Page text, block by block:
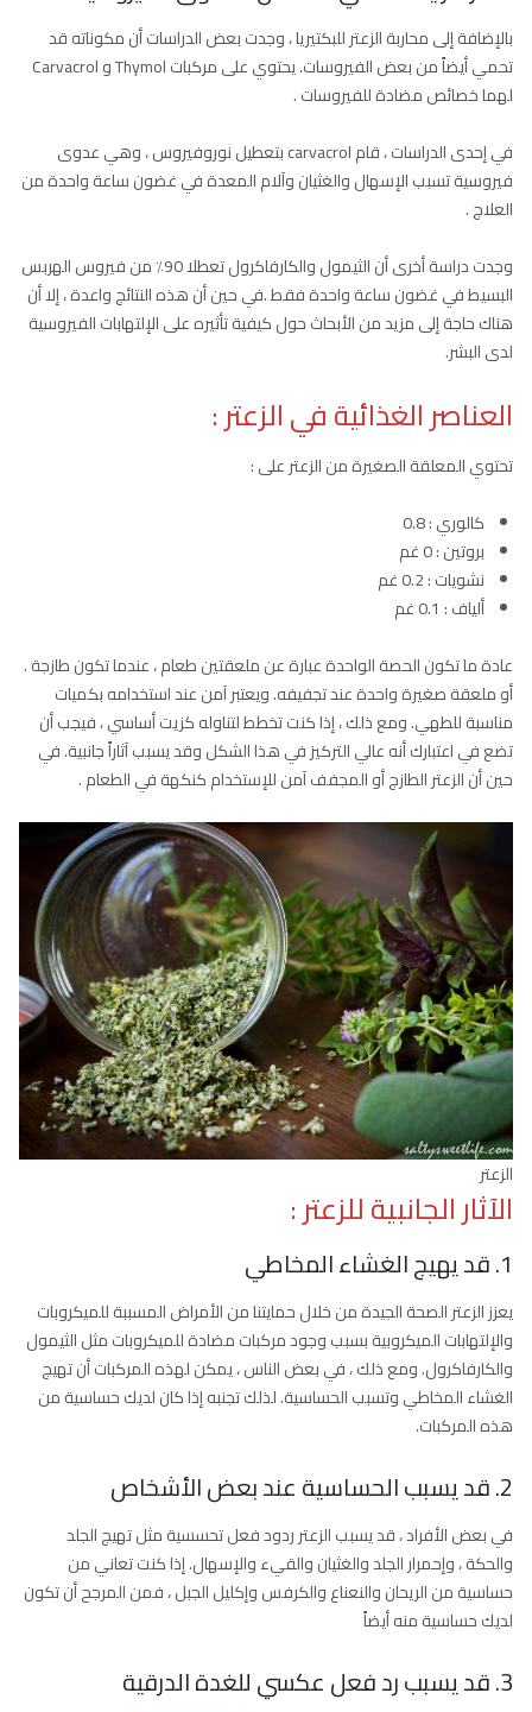
بالإضافة إلى محاربة الزعتر للبكتيريا ، وجدت بعض الدراسات أن مكوناته قد
تحمي أيضاً من بعض الفيروسات. يحتوي على مركبات Thymol و Carvacrol
لهما خصائص مضادة للفيروسات .
في إحدى الدراسات ، قام carvacrol بتعطيل نوروفيروس ، وهي عدوى
فيروسية تسبب الإسهال والغثيان وآلام المعدة في غضون ساعة واحدة من
العلاج .
وجدت دراسة أخرى أن الثيمول والكارفاكرول تعطلا 90٪ من فيروس الهربس
البسيط في غضون ساعة واحدة فقط .في حين أن هذه النتائج واعدة ، إلا أن
هناك حاجة إلى مزيد من الأبحاث حول كيفية تأثيره على الإلتهابات الفيروسية
لدى البشر.
العناصر الغذائية في الزعتر :
تحتوي المعلقة الصغيرة من الزعتر على :
كالوري : 0.8
بروتين : 0 غم
نشويات : 0.2 غم
ألياف : 0.1 غم
عادة ما تكون الحصة الواحدة عبارة عن ملعقتين طعام ، عندما تكون طازجة .
أو ملعقة صغيرة واحدة عند تجفيفه. ويعتبر آمن عند استخدامه بكميات
مناسبة للطهي. ومع ذلك ، إذا كنت تخطط لتناوله كزيت أساسي ، فيجب أن
تضع في اعتبارك أنه عالي التركيز في هذا الشكل وقد يسبب آثاراً جانبية. في
حين أن الزعتر الطازج أو المجفف آمن للإستخدام كنكهة في الطعام .
الزعتر
الآثار الجانبية للزعتر :
1. قد يهيج الغشاء المخاطي
يعزز الزعتر الصحة الجيدة من خلال حمايتنا من الأمراض المسببة للميكروبات
والإلتهابات الميكروبية بسبب وجود مركبات مضادة للميكروبات مثل الثيمول
والكارفاكرول. ومع ذلك ، في بعض الناس ، يمكن لهذه المركبات أن تهيج
الغشاء المخاطي وتسبب الحساسية. لذلك تجنبه إذا كان لديك حساسية من
هذه المركبات.
2. قد يسبب الحساسية عند بعض الأشخاص
في بعض الأفراد ، قد يسبب الزعتر ردود فعل تحسسية مثل تهيج الجلد
والحكة ، وإحمرار الجلد والغثيان والقيء والإسهال. إذا كنت تعاني من
حساسية من الريحان والنعناع والكرفس وإكليل الجبل ، فمن المرجح أن تكون
لديك حساسية منه أيضاً
3. قد يسبب رد فعل عكسي للغدة الدرقية